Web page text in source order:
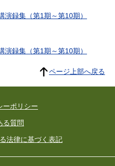
録集（第1期～第10期）
録集（第1期～第10期）
ページ上部へ戻る
ーポリシー
る質問
法律に基づく表記